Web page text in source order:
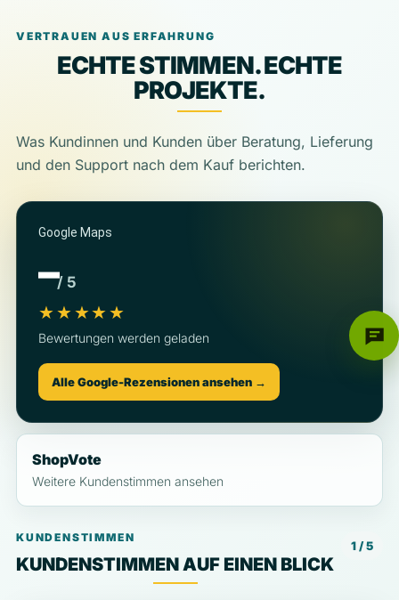
VERTRAUEN AUS ERFAHRUNG
ECHTE STIMMEN. ECHTE
PROJEKTE.
Was Kundinnen und Kunden über Beratung, Lieferung
und den Support nach dem Kauf berichten.
Google Maps
–/ 5
★★★★★
Bewertungen werden geladen
Alle Google-Rezensionen ansehen →
ShopVote
Weitere Kundenstimmen ansehen
KUNDENSTIMMEN
KUNDENSTIMMEN AUF EINEN BLICK
1 / 5